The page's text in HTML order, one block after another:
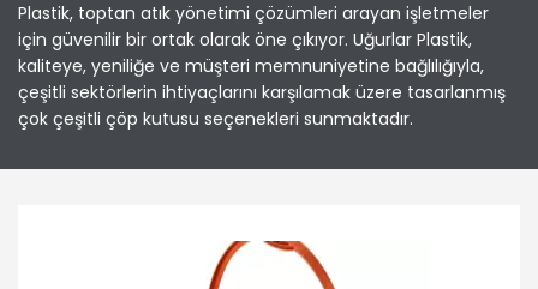
Plastik, toptan atık yönetimi çözümleri arayan işletmeler
için güvenilir bir ortak olarak öne çıkıyor. Uğurlar Plastik,
kaliteye, yeniliğe ve müşteri memnuniyetine bağlılığıyla,
çeşitli sektörlerin ihtiyaçlarını karşılamak üzere tasarlanmış
çok çeşitli çöp kutusu seçenekleri sunmaktadır.